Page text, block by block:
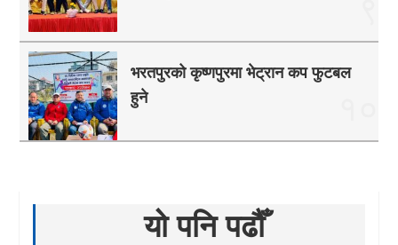
भरतपुरको कृष्णपुरमा भेट्रान कप फुटबल
हुने
यो पनि पढौँ